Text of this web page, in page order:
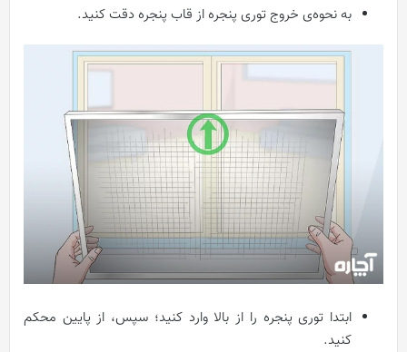
به نحوه‌ی خروج توری پنجره از قاب پنجره دقت کنید.
ابتدا توری پنجره را از بالا وارد کنید؛ سپس، از پایین محکم
کنید.